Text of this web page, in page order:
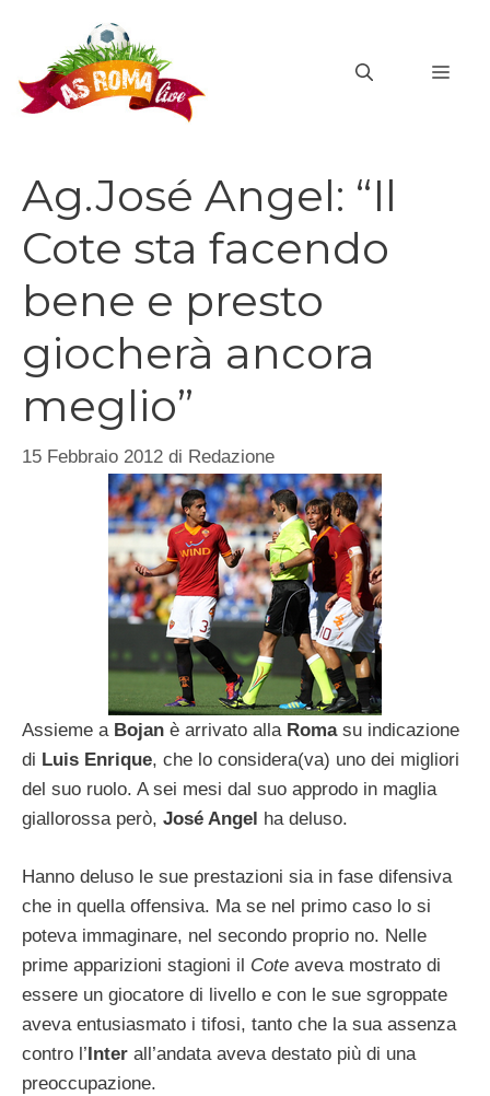
contenuto
Ag.José Angel: “Il
Cote sta facendo
bene e presto
giocherà ancora
meglio”
15 Febbraio 2012 di Redazione
Assieme a Bojan è arrivato alla Romasu indicazione
di Luis Enrique, che lo considera(va) uno dei migliori
del suo ruolo. A sei mesi dal suo approdo in maglia
giallorossa però, José Angel ha deluso.
Hanno deluso le sue prestazioni sia in fase difensiva
che in quella offensiva. Ma se nel primo caso lo si
poteva immaginare, nel secondo proprio no. Nelle
prime apparizioni stagioni il Cote aveva mostrato di
essere un giocatore di livello e con le sue sgroppate
aveva entusiasmato i tifosi, tanto che la sua assenza
contro l’Inter all’andata aveva destato più di una
preoccupazione.